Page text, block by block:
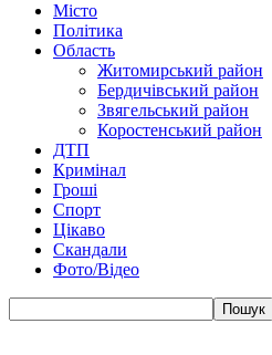
Місто
Політика
Область
Житомирський район
Бердичівський район
Звягельський район
Коростенський район
ДТП
Кримінал
Гроші
Спорт
Цікаво
Скандали
Фото/Відео